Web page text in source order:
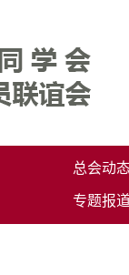
总会动
专题报